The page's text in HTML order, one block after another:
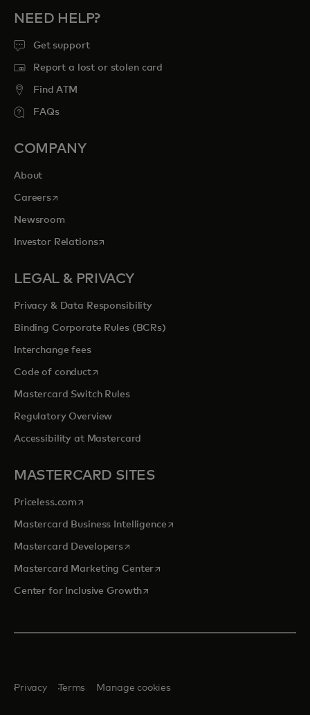
NEED HELP?
Get support
Report a lost or stolen card
Find ATM
FAQs
COMPANY
About
Careersopens in a new tab
Newsroom
Investor Relationsopens in a new tab
LEGAL & PRIVACY
Privacy & Data Responsibility
Binding Corporate Rules (BCRs)
Interchange fees
Code of conductopens in a new tab
Mastercard Switch Rules
Regulatory Overview
Accessibility at Mastercard
MASTERCARD SITES
Priceless.com opens in a new tab
Mastercard Business Intelligenceopens in a new tab
Mastercard Developersopens in a new tab
Mastercard Marketing Centeropens in a new tab
Center for Inclusive Growthopens in a new tab
Privacy Terms Manage cookies